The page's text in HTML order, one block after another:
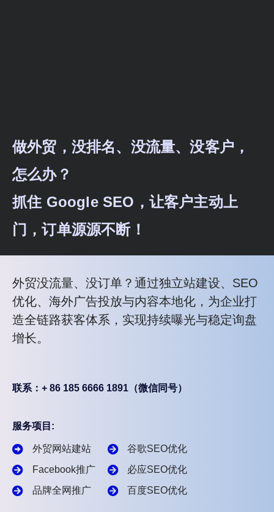
做外贸，没排名、没流量、没客户，
怎么办？
抓住 Google SEO，让客户主动上
门，订单源源不断！
外贸没流量、没订单？通过独立站建设、SEO
优化、海外广告投放与内容本地化，为企业打
造全链路获客体系，实现持续曝光与稳定询盘
增长。
联系：+ 86 185 6666 1891（微信同号）
服务项目:
外贸网站建站
Facebook推广
品牌全网推广
谷歌SEO优化
必应SEO优化
百度SEO优化